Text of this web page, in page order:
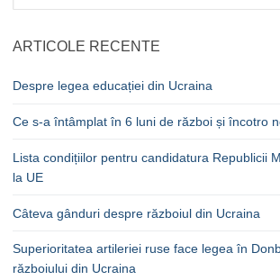
după:
ARTICOLE RECENTE
Despre legea educației din Ucraina
Ce s-a întâmplat în 6 luni de război și încotro
Lista condițiilor pentru candidatura Republicii
la UE
Câteva gânduri despre războiul din Ucraina
Superioritatea artileriei ruse face legea în
războiului din Ucraina